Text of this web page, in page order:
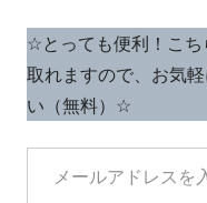
開
き
ま
す
☆とっても便利！こ
取れますので、お気
い（無料）☆
メールアドレスを入力...